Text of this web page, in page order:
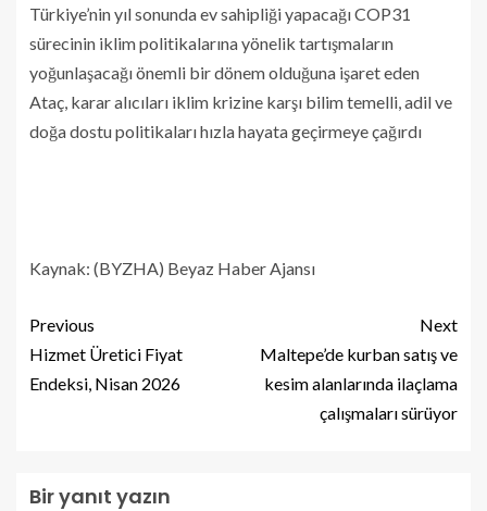
Türkiye’nin yıl sonunda ev sahipliği yapacağı COP31
sürecinin iklim politikalarına yönelik tartışmaların
yoğunlaşacağı önemli bir dönem olduğuna işaret eden
Ataç, karar alıcıları iklim krizine karşı bilim temelli, adil ve
doğa dostu politikaları hızla hayata geçirmeye çağırdı
Kaynak: (BYZHA) Beyaz Haber Ajansı
Previous
Hizmet Üretici Fiyat
Endeksi, Nisan 2026
Next
Maltepe’de kurban satış ve
kesim alanlarında ilaçlama
çalışmaları sürüyor
Bir yanıt yazın